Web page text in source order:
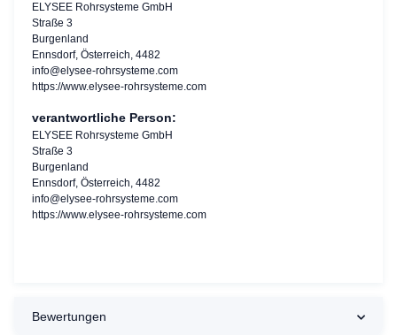
ELYSEE Rohrsysteme GmbH
Straße 3
Burgenland
Ennsdorf, Österreich, 4482
info@elysee-rohrsysteme.com
https://www.elysee-rohrsysteme.com
verantwortliche Person:
ELYSEE Rohrsysteme GmbH
Straße 3
Burgenland
Ennsdorf, Österreich, 4482
info@elysee-rohrsysteme.com
https://www.elysee-rohrsysteme.com
Bewertungen